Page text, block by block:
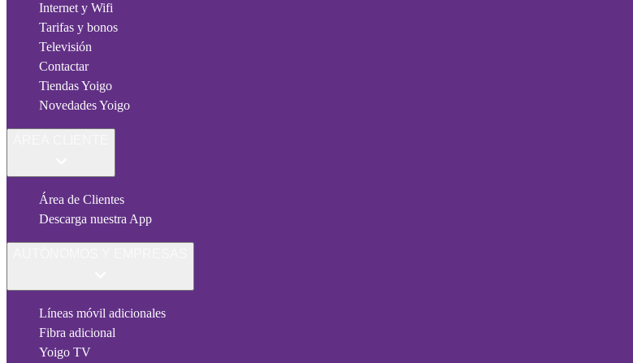
Internet y Wifi
Tarifas y bonos
Televisión
Contactar
Tiendas Yoigo
Novedades Yoigo
Área de Clientes
Descarga nuestra App
Líneas móvil adicionales
Fibra adicional
Yoigo TV